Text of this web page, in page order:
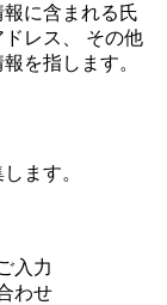
に含まれる氏
レス、 その他
を指します。
ます。
入力
わせ